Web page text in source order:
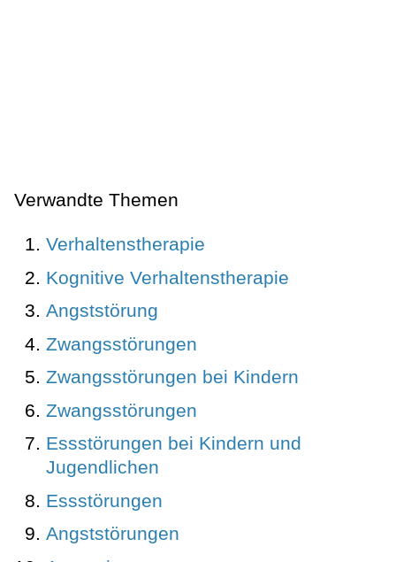
Verwandte Themen
Verhaltenstherapie
Kognitive Verhaltenstherapie
Angststörung
Zwangsstörungen
Zwangsstörungen bei Kindern
Zwangsstörungen
Essstörungen bei Kindern und
Jugendlichen
Essstörungen
Angststörungen